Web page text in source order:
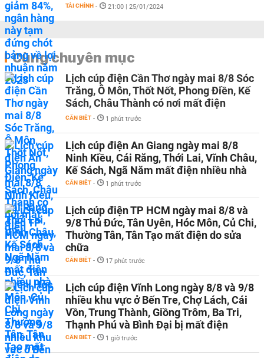
TÀI CHÍNH - 21:00 | 25/01/2024
Cùng chuyên mục
Lịch cúp điện Cần Thơ ngày mai 8/8 Sóc
Trăng, Ô Môn, Thốt Nốt, Phong Điền, Kế
Sách, Châu Thành có nơi mất điện
CẦN BIẾT - 1 phút trước
Lịch cúp điện An Giang ngày mai 8/8
Ninh Kiều, Cái Răng, Thới Lai, Vĩnh Châu,
Kế Sách, Ngã Năm mất điện nhiều nhà
CẦN BIẾT - 1 phút trước
Lịch cúp điện TP HCM ngày mai 8/8 và
9/8 Thủ Đức, Tân Uyên, Hóc Môn, Củ Chi,
Thường Tân, Tân Tạo mất điện do sửa
chữa
CẦN BIẾT - 17 phút trước
Lịch cúp điện Vĩnh Long ngày 8/8 và 9/8
nhiều khu vực ở Bến Tre, Chợ Lách, Cái
Vồn, Trung Thành, Giồng Trôm, Ba Tri,
Thạnh Phú và Bình Đại bị mất điện
CẦN BIẾT - 1 giờ trước